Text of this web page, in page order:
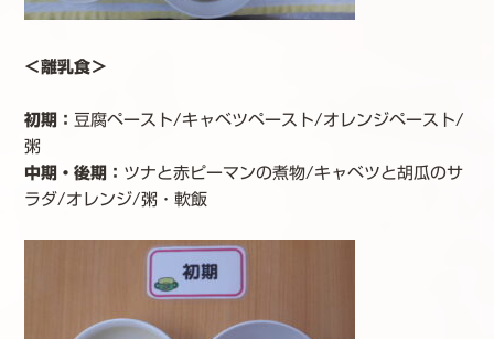
＜離乳食＞
初期： 豆腐ペースト/キャベツペースト/オレンジペースト/
粥
中期・後期 ： ツナと赤ピーマンの煮物/キャベツと胡瓜のサ
ラダ/オレンジ/粥・軟飯